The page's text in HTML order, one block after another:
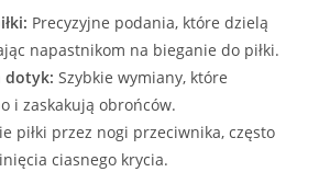
Precyzyjne podania, które dzielą
napastnikom na bieganie do piłki.
dotyk: Szybkie wymiany, które
i zaskakują obrońców.
piłki przez nogi przeciwnika, często
ciasnego krycia.